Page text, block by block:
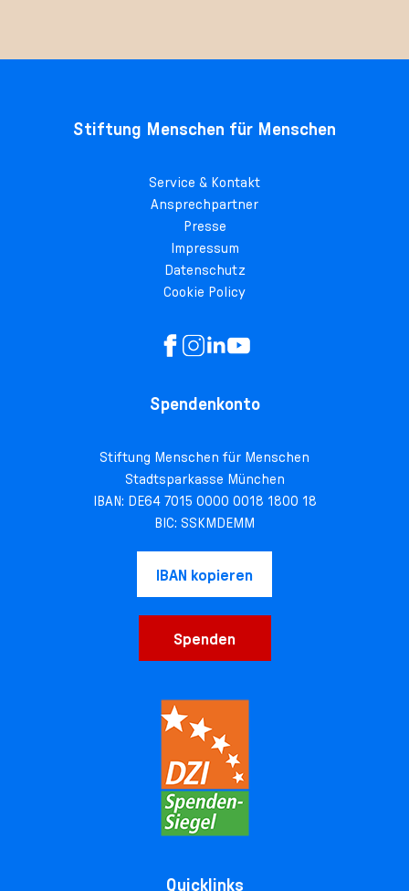
Stiftung Menschen für Menschen
Service & Kontakt
Ansprechpartner
Presse
Impressum
Datenschutz
Cookie Policy
Spendenkonto
Stiftung Menschen für Menschen
Stadtsparkasse München
IBAN: DE64 7015 0000 0018 1800 18
BIC: SSKMDEMM
IBAN kopieren
Spenden
Quicklinks